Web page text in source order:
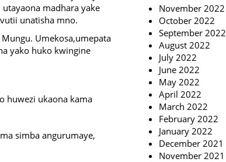
madhara yake
unatisha mno.
Umekosa,umepata
yako huko kwingine
huwezi ukaona kama
simba angurumaye,
November 2022
October 2022
September 2022
August 2022
July 2022
June 2022
May 2022
April 2022
March 2022
February 2022
January 2022
December 2021
November 2021